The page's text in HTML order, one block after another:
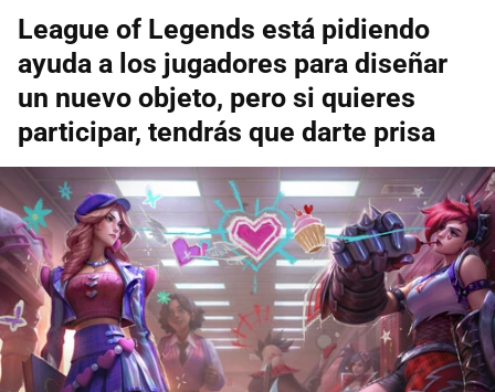
League of Legends está pidiendo
ayuda a los jugadores para diseñar
un nuevo objeto, pero si quieres
participar, tendrás que darte prisa